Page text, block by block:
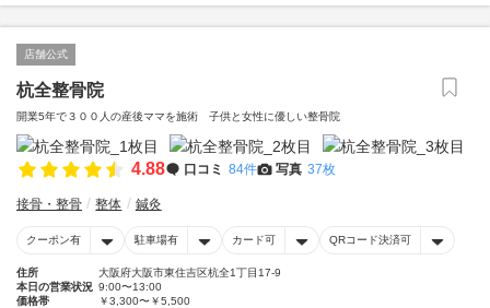
店舗公式
杭全整骨院
開業5年で３００人の産後ママを施術 子供と女性に優しい整骨院
4.88 口コミ 84件 写真 37枚
接骨・整骨 整体 鍼灸
クーポン有 駐車場有 カード可 QRコード決済可
住所
大阪府大阪市東住吉区杭全1丁目17-9
本日の営業状況 9:00〜13:00
価格帯
￥3,300〜￥5,500